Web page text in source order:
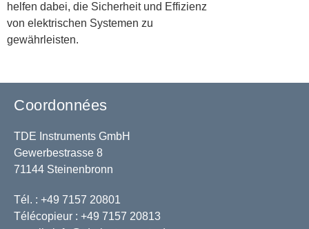
helfen dabei, die Sicherheit und Effizienz
von elektrischen Systemen zu
gewährleisten.
Coordonnées
TDE Instruments GmbH
Gewerbestrasse 8
71144 Steinenbronn
Tél. : +49 7157 20801
Télécopieur : +49 7157 20813